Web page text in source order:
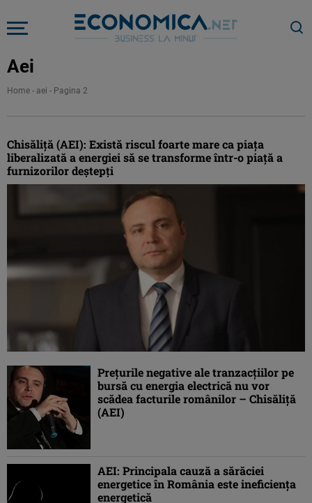
Aei
Home - aei - Pagina 2
Chisăliţă (AEI): Există riscul foarte mare ca piaţa
liberalizată a energiei să se transforme într-o piaţă a
furnizorilor deştepţi
Preţurile negative ale tranzacţiilor pe
bursă cu energia electrică nu vor
scădea facturile românilor – Chisăliţă
(AEI)
AEI: Principala cauză a sărăciei
energetice în România este ineficienţa
energetică